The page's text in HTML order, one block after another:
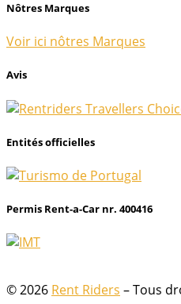
Nôtres Marques
Voir ici nôtres Marques
Avis
Entités officielles
Permis Rent-a-Car nr. 400416
© 2026 Rent Riders – Tous